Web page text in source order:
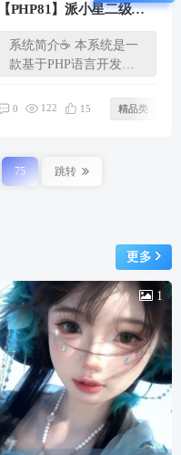
【PHP81】派小星二级域
名分发V2.0.7完整包
系统简介☕️ 本系统是一
款基于PHP语言开发的
合管理...
0 122 15 精品类
75 跳转
更多
1